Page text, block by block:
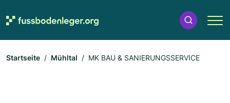
Startseite Mühltal MK BAU & SANIERUNGSSERVICE